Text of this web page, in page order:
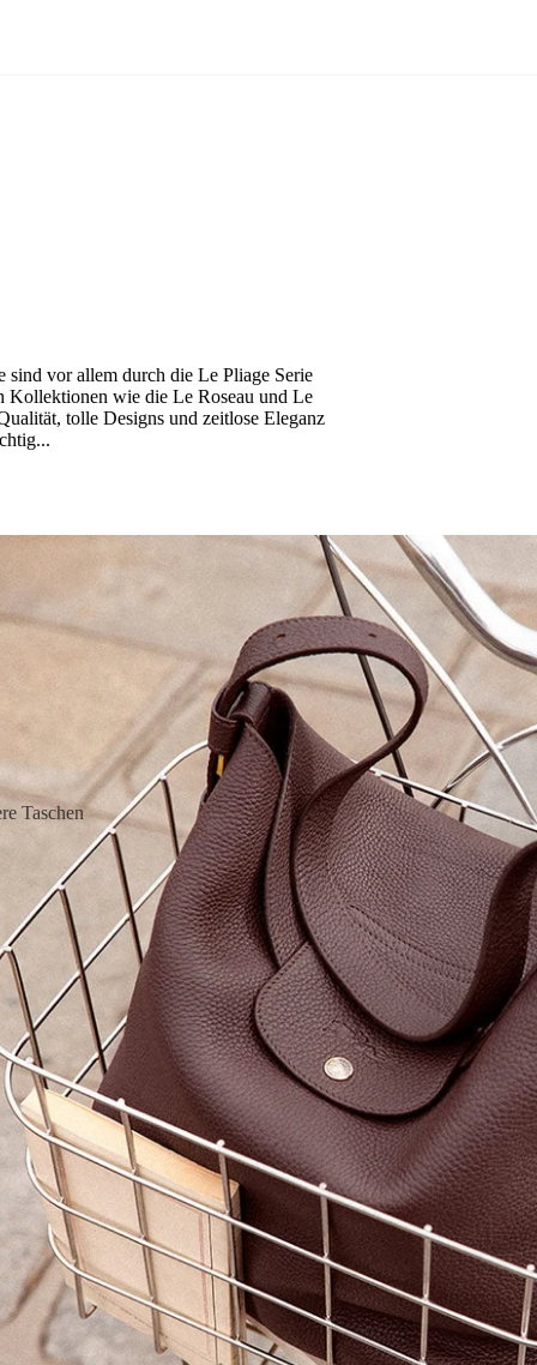
Taschen
& Pouches
Taschen
Taschen
vor allem durch die Le Pliage Serie
Kollektionen wie die Le Roseau und Le
tolle Designs und zeitlose Eleganz